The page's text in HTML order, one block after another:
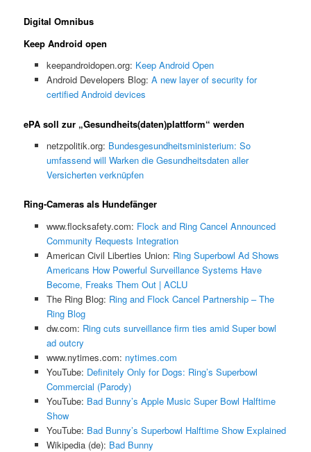
Digital Omnibus
Keep Android open
keepandroidopen.org: Keep Android Open
Android Developers Blog: A new layer of security for
certified Android devices
ePA soll zur „Gesundheits(daten)plattform“ werden
netzpolitik.org: Bundesgesundheitsministerium: So
umfassend will Warken die Gesundheitsdaten aller
Versicherten verknüpfen
Ring-Cameras als Hundefänger
www.flocksafety.com: Flock and Ring Cancel Announced
Community Requests Integration
American Civil Liberties Union: Ring Superbowl Ad Shows
Americans How Powerful Surveillance Systems Have
Become, Freaks Them Out | ACLU
The Ring Blog: Ring and Flock Cancel Partnership – The
Ring Blog
dw.com: Ring cuts surveillance firm ties amid Super bowl
ad outcry
www.nytimes.com: nytimes.com
YouTube: Definitely Only for Dogs: Ring’s Superbowl
Commercial (Parody)
YouTube: Bad Bunny’s Apple Music Super Bowl Halftime
Show
YouTube: Bad Bunny’s Superbowl Halftime Show Explained
Wikipedia (de): Bad Bunny